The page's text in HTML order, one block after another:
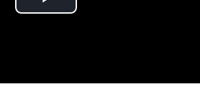
Play Video